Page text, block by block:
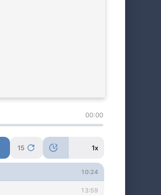
00:00
15 1x
10:24
13:59